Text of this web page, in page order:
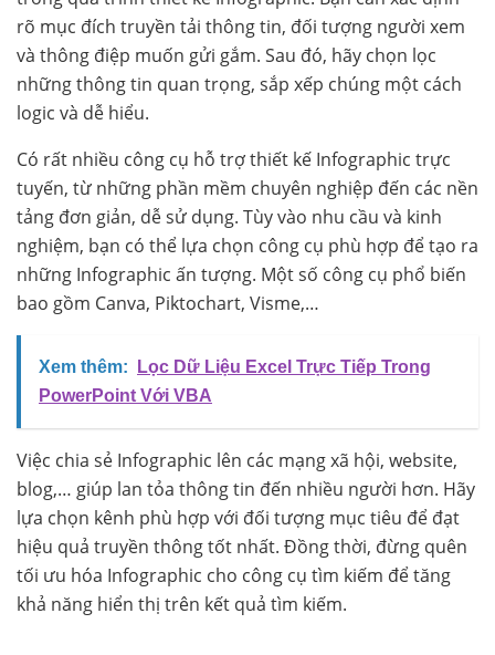
rõ mục đích truyền tải thông tin, đối tượng người xem
và thông điệp muốn gửi gắm. Sau đó, hãy chọn lọc
những thông tin quan trọng, sắp xếp chúng một cách
logic và dễ hiểu.
Có rất nhiều công cụ hỗ trợ thiết kế Infographic trực
tuyến, từ những phần mềm chuyên nghiệp đến các nền
tảng đơn giản, dễ sử dụng. Tùy vào nhu cầu và kinh
nghiệm, bạn có thể lựa chọn công cụ phù hợp để tạo ra
những Infographic ấn tượng. Một số công cụ phổ biến
bao gồm Canva, Piktochart, Visme,…
Xem thêm:
Lọc Dữ Liệu Excel Trực Tiếp Trong
PowerPoint Với VBA
Việc chia sẻ Infographic lên các mạng xã hội, website,
blog,… giúp lan tỏa thông tin đến nhiều người hơn. Hãy
lựa chọn kênh phù hợp với đối tượng mục tiêu để đạt
hiệu quả truyền thông tốt nhất. Đồng thời, đừng quên
tối ưu hóa Infographic cho công cụ tìm kiếm để tăng
khả năng hiển thị trên kết quả tìm kiếm.